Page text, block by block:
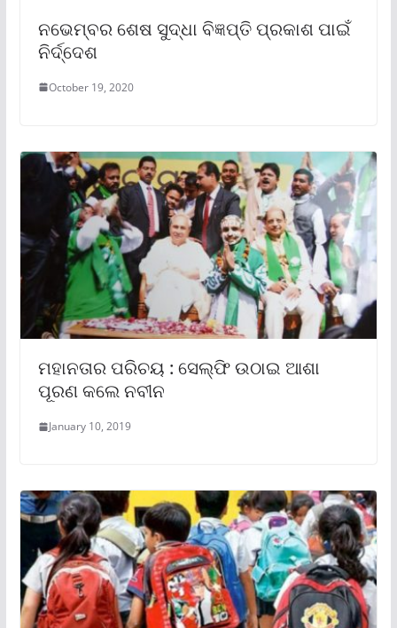
ନଭେମ୍ବର ଶେଷ ସୁଦ୍ଧା ବିଜ୍ଞପ୍ତି ପ୍ରକାଶ ପାଇଁ
ନିର୍ଦ୍ଦେଶ
October 19, 2020
ମହାନତାର ପରିଚୟ : ସେଲ୍ଫି ଉଠାଇ ଆଶା
ପୂରଣ କଲେ ନବୀନ
January 10, 2019